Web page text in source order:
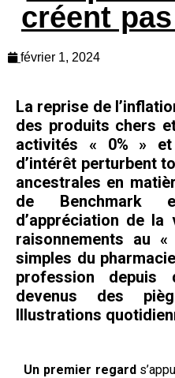
créent
février 1, 2024
La reprise de
des produits chers
activités « 0% »
d’intérêt perturbent
ancestrales en
de Benchmark
d’appréciation de
raisonnements au
simples du
profession depuis
devenus des
Illustrations
Un premier regard